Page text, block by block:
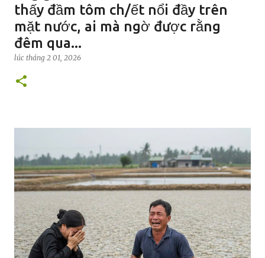
thấy đầm tôm ch/ết nổi đầy trên
mặt nước, ai mà ngờ được rằng
đêm qua...
lúc tháng 2 01, 2026